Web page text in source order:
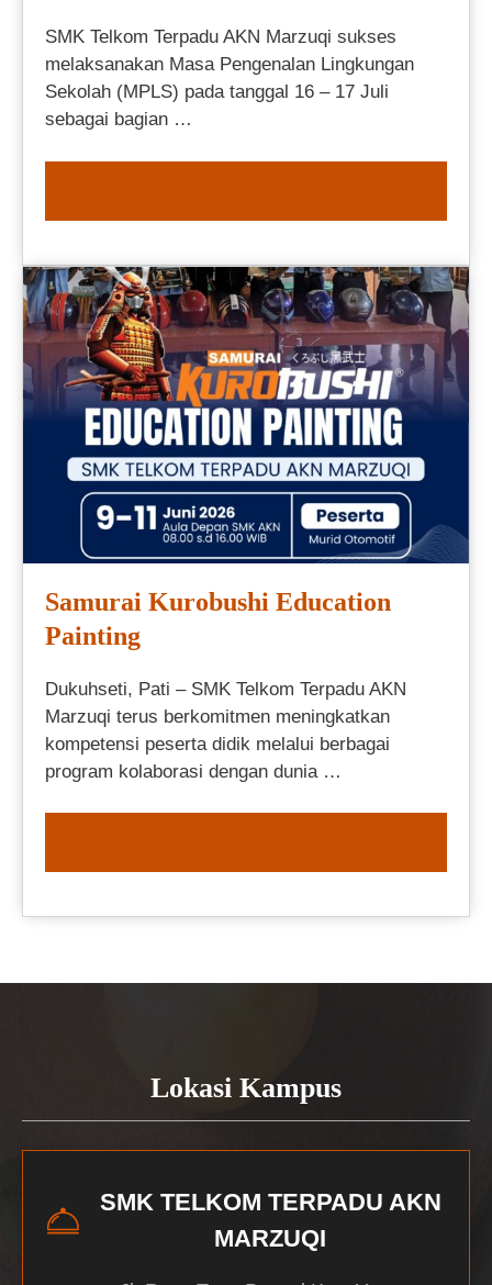
SMK Telkom Terpadu AKN Marzuqi sukses
melaksanakan Masa Pengenalan Lingkungan
Sekolah (MPLS) pada tanggal 16 – 17 Juli
sebagai bagian …
Samurai Kurobushi Education
Painting
Dukuhseti, Pati – SMK Telkom Terpadu AKN
Marzuqi terus berkomitmen meningkatkan
kompetensi peserta didik melalui berbagai
program kolaborasi dengan dunia …
Lokasi Kampus
SMK TELKOM TERPADU AKN
MARZUQI